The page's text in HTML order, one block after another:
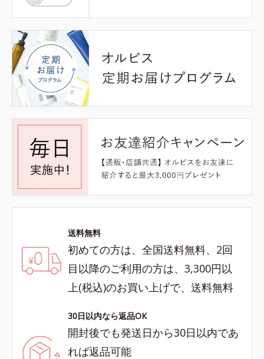
送料無料
初めての方は、全国送料無料、2回
目以降のご利用の方は、3,300円以
上(税込)のお買い上げで、送料無料
30日以内なら返品OK
開封後でも発送日から30日以内であ
れば返品可能